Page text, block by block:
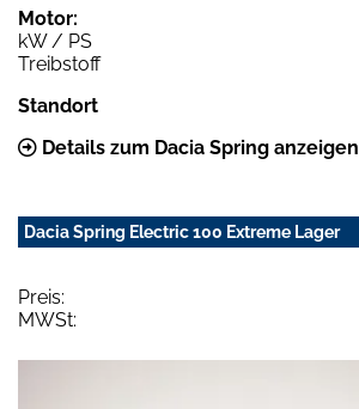
Motor:
kW / PS
Treibstoff
Standort
Details zum Dacia Spring anzeigen
Dacia Spring Electric 100 Extreme Lager
Preis:
MWSt: